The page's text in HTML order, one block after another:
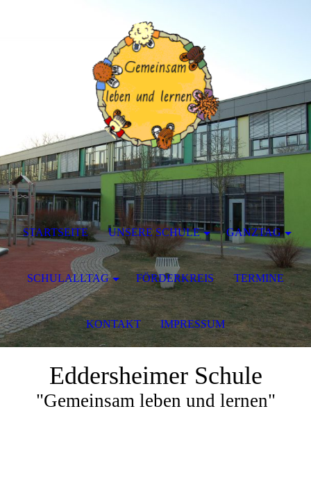
Eddersheimer Schule
"Gemeinsam leben und lernen"
STARTSEITE UNSERE SCHULE GANZTAG
SCHULALLTAG FÖRDERKREIS TERMINE
KONTAKT IMPRESSUM